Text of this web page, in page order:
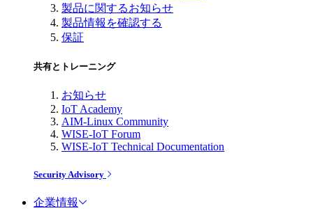
製品に関するお知らせ
製品情報を確認する
保証
共有とトレーニング
お知らせ
IoT Academy
AIM-Linux Community
WISE-IoT Forum
WISE-IoT Technical Documentation
Security Advisory
企業情報